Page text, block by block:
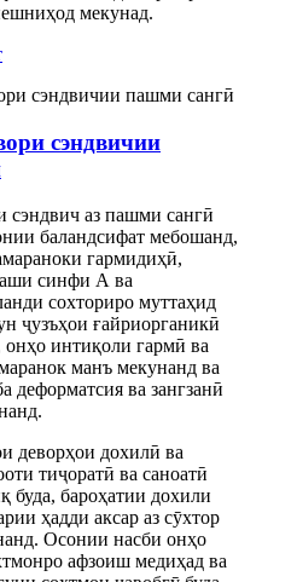
мекунад.
сэндвичии
сэндвич аз пашми сангӣ
баландсифат мебошанд,
гармидиҳӣ,
синфи А ва
сохториро муттаҳид
ҷузъҳои ғайриорганикӣ
онҳо интиқоли гармӣ ва
манъ мекунанд ва
деформатсия ва зангзанӣ
деворҳои дохилӣ ва
тиҷоратӣ ва саноатӣ
буда, бароҳатии дохили
ҳадди аксар аз сӯхтор
Осонии насби онҳо
афзоиш медиҳад ва